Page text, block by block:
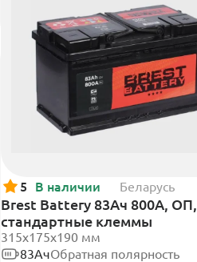
5 В наличии Беларусь
Brest Battery 83Ач 800А, ОП,
стандартные клеммы
315x175x190 мм
83АчОбратная полярность